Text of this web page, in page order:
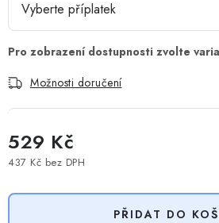
Možnosti doručení
529 Kč
437 Kč bez DPH
PŘIDAT DO